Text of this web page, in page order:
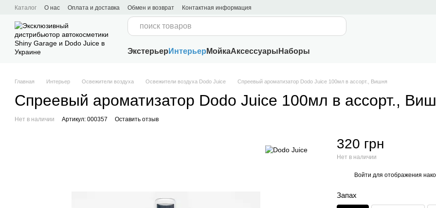
Перейти к основному контенту
Каталог О нас Оплата и доставка Обмен и возврат
Контактная информация
Экстерьер Интерьер МойкаАксессуары Наборы
Главная Интерьер Освежители воздуха Освежители воздуха Dodo Juice Спреевый ароматизатор Dodo Juice 100мл в ассорт., Вишня
Спреевый ароматизатор Dodo Juice 100мл в ассорт.,
Нет в наличии Артикул: 000357 Оставить отзыв
320 грн
Нет в наличии
Войти для отображения
Запах